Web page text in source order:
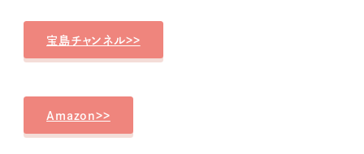
宝島チャンネル>>
Amazon>>